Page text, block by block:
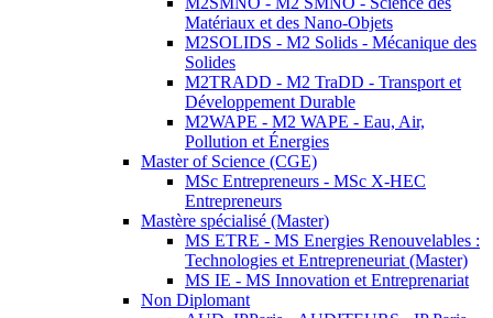
Matériaux et des Nano-Objets
M2SOLIDS - M2 Solids - Mécanique des
Solides
M2TRADD - M2 TraDD - Transport et
Développement Durable
M2WAPE - M2 WAPE - Eau, Air,
Pollution et Énergies
Master of Science (CGE)
MSc Entrepreneurs - MSc X-HEC
Entrepreneurs
Mastère spécialisé (Master)
MS ETRE - MS Energies Renouvelables :
Technologies et Entrepreneuriat (Master)
MS IE - MS Innovation et Entreprenariat
Non Diplomant